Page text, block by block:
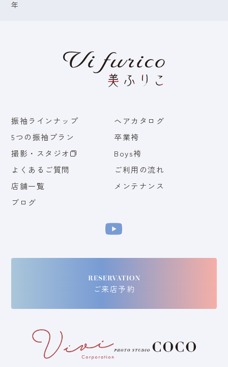
2027年（令和9
2025年（令和7
年）
年）
年）以降
年
振袖ラインナップ
ヘアカタログ
5つの振袖プラン
卒業袴
撮影・スタジオ
Boys袴
よくあるご質問
ご利用の流れ
店舗一覧
メンテナンス
ブログ
ご来店予約